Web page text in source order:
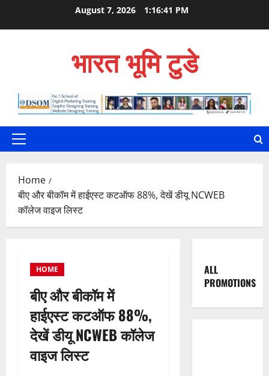
August 7, 2026 1:16:43 PM
भारत भूमि टुडे
Primary
Home
बीए और बीकॉम में हाईएस्ट कटऑफ 88%, देखें डीयू NCWEB
कॉलेज वाइज लिस्ट
HOME
बीए और बीकॉम में
हाईएस्ट कटऑफ 88%,
देखें डीयू NCWEB कॉलेज
वाइज लिस्ट
ALL
PROMOTIONS